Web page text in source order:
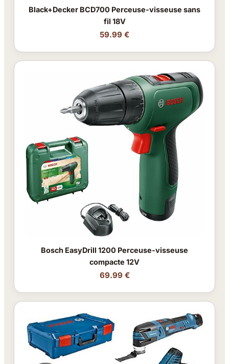
Black+Decker BCD700 Perceuse-visseuse sans
fil 18V
59.99 €
Bosch EasyDrill 1200 Perceuse-visseuse
compacte 12V
69.99 €